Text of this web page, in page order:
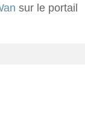
sur le portail